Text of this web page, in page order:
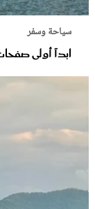
سياحة وسفر
ابدآ أولى